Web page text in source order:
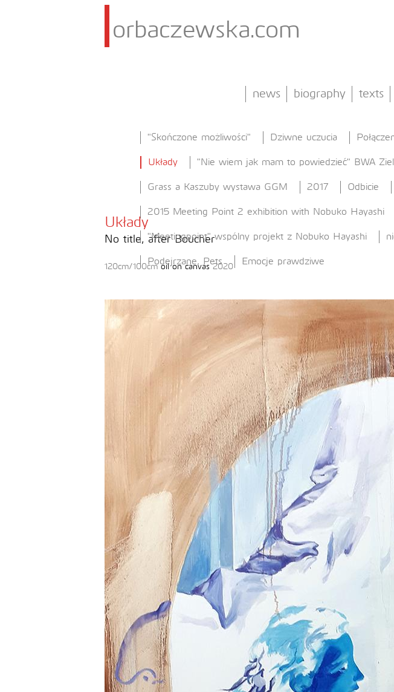
orbaczewska.com
news biography texts
"Skończone możliwości" Dziwne uczucia
Układy "Nie wiem jak mam to powiedzieć" BWA
Grass a Kaszuby wystawa GGM 2017 Odbicie
2015 Meeting Point 2 exhibition with Nobuko Hayashi
"Meetingpoint" wspólny projekt z Nobuko Hayashi
Podejrzane, Pets Emocje prawdziwe
Układy
No title, after Boucher
120cm/100cmoil on canvas2020